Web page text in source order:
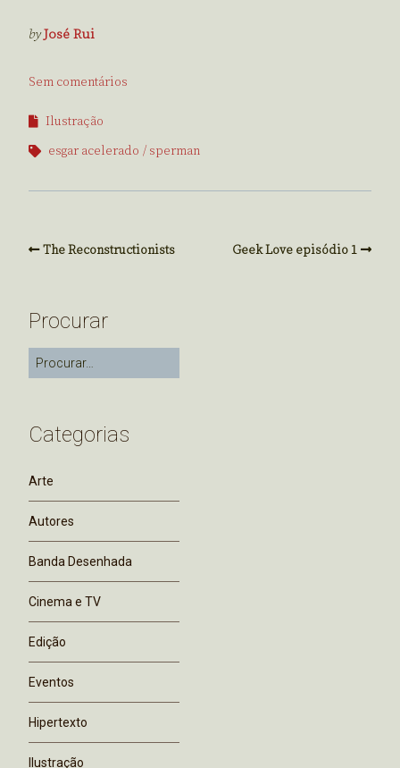
byJosé Rui
Sem comentários
Ilustração
esgar acelerado
sperman
The Reconstructionists Geek Love episódio 1
Procurar
Categorias
Arte
Autores
Banda Desenhada
Cinema e TV
Edição
Eventos
Hipertexto
Ilustração